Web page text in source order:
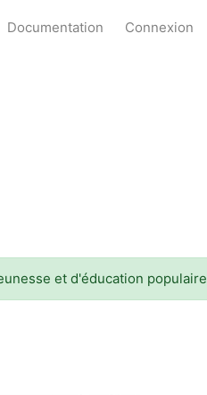
Documentation Connexion
et d'éducation populaire